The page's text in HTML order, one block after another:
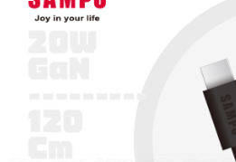
7-11取貨付款
每筆NT$60，滿NT$699(含以上)免運費
每筆NT$60，滿NT$699(含以上)免運費